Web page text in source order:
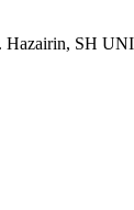
SH